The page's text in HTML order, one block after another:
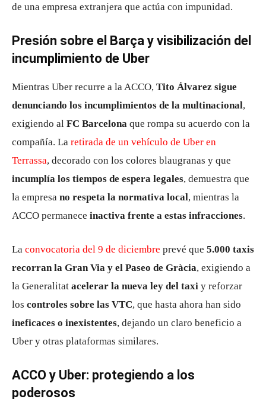
de una empresa extranjera que actúa con impunidad.
Presión sobre el Barça y visibilización del
incumplimiento de Uber
Mientras Uber recurre a la ACCO, Tito Álvarez sigue
denunciando los incumplimientos de la multinacional,
exigiendo al FC Barcelona que rompa su acuerdo con la
compañía. La retirada de un vehículo de Uber en
Terrassa, decorado con los colores blaugranas y que
incumplía los tiempos de espera legales, demuestra que
la empresa no respeta la normativa local, mientras la
ACCO permanece inactiva frente a estas infracciones.
La convocatoria del 9 de diciembre prevé que 5.000 taxis
recorran la Gran Via y el Paseo de Gràcia, exigiendo a
la Generalitat acelerar la nueva ley del taxi y reforzar
los controles sobre las VTC, que hasta ahora han sido
ineficaces o inexistentes, dejando un claro beneficio a
Uber y otras plataformas similares.
ACCO y Uber: protegiendo a los
poderosos